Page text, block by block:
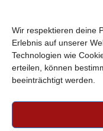
Wir respektieren deine
Erlebnis auf unserer
Technologien wie
erteilen, können
beeinträchtigt werden.
Über uns
Informationen
Plattform der EU-